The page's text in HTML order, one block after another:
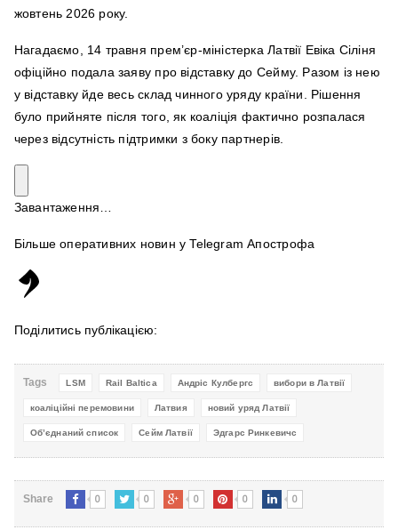
жовтень 2026 року.
Нагадаємо, 14 травня прем’єр-міністерка Латвії Евіка Сіліня
офіційно подала заяву про відставку до Сейму. Разом із нею
у відставку йде весь склад чинного уряду країни. Рішення
було прийняте після того, як коаліція фактично розпалася
через відсутність підтримки з боку партнерів.
Завантаження…
Більше оперативних новин у Telegram Апострофа
Поділитись публікацією:
Tags LSM Rail Baltica Андріс Кулбергс вибори в Латвії
коаліційні перемовини Латвия новий уряд Латвії
Об’єднаний список Сейм Латвії Эдгарс Ринкевичс
Share 0 0 0 0 0